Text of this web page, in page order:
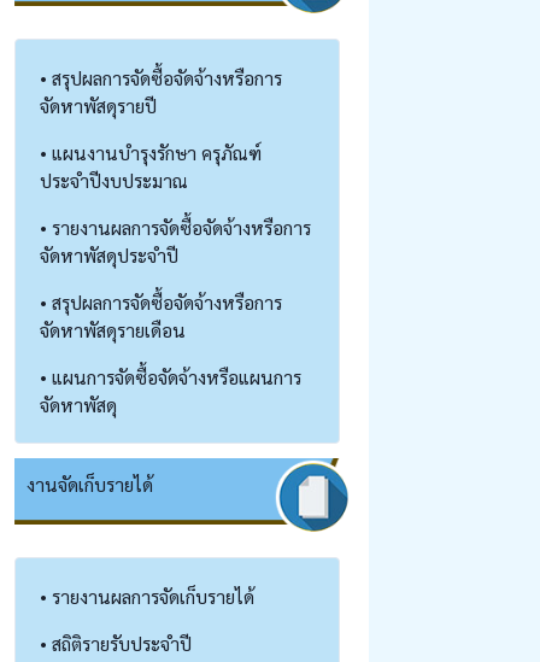
• สรุปผลการจัดซื้อจัดจ้างหรือการ
จัดหาพัสดุรายปี
• แผนงานบำรุงรักษา ครุภัณฑ์
ประจำปีงบประมาณ
• รายงานผลการจัดซื้อจัดจ้างหรือการ
จัดหาพัสดุประจำปี
• สรุปผลการจัดซื้อจัดจ้างหรือการ
จัดหาพัสดุรายเดือน
• แผนการจัดซื้อจัดจ้างหรือแผนการ
จัดหาพัสดุ
งานจัดเก็บรายได้
• รายงานผลการจัดเก็บรายได้
• สถิติรายรับประจำปี